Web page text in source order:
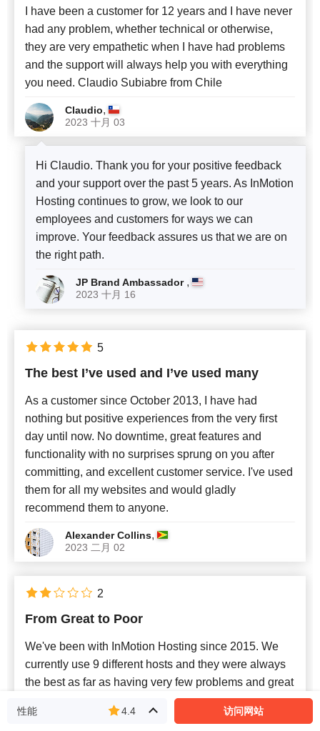
I have been a customer for 12 years and I have never
had any problem, whether technical or otherwise,
they are very empathetic when I have had problems
and the support will always help you with everything
you need. Claudio Subiabre from Chile
Claudio,
2023 十月 03
Hi Claudio. Thank you for your positive feedback
and your support over the past 5 years. As InMotion
Hosting continues to grow, we look to our
employees and customers for ways we can
improve. Your feedback assures us that we are on
the right path.
JP Brand Ambassador ,
2023 十月 16
The best I’ve used and I’ve used many
As a customer since October 2013, I have had
nothing but positive experiences from the very first
day until now. No downtime, great features and
functionality with no surprises sprung on you after
committing, and excellent customer service. I've used
them for all my websites and would gladly
recommend them to anyone.
Alexander Collins,
2023 二月 02
5
From Great to Poor
We've been with InMotion Hosting since 2015. We
currently use 9 different hosts and they were always
the best as far as having very few problems and great
support. Now they are the worst of all of the ones we
use. The last issue took two weeks before they got
2
性能 4.4 访问网站